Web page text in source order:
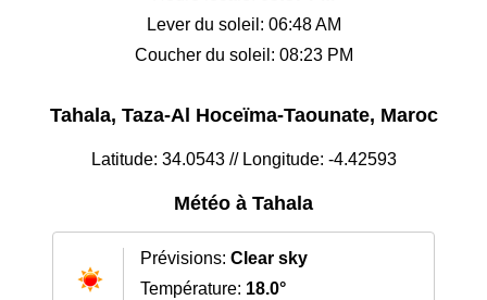
Lever du soleil: 06:48 AM
Coucher du soleil: 08:23 PM
Tahala, Taza-Al Hoceïma-Taounate, Maroc
Latitude: 34.0543 // Longitude: -4.42593
Météo à Tahala
Prévisions: Clear sky
Température: 18.0°